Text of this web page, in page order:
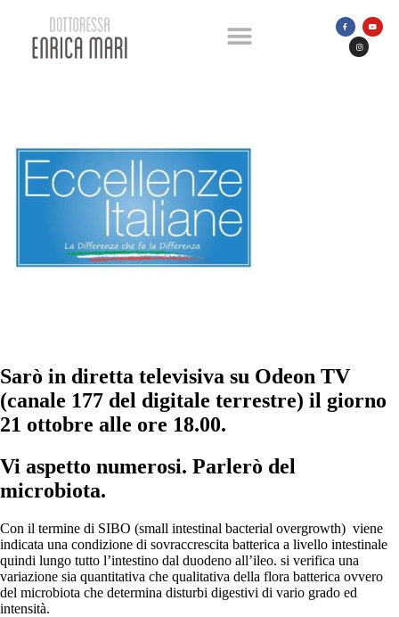
Sarò in diretta televisiva su Odeon TV
(canale 177 del digitale terrestre) il giorno
21 ottobre alle ore 18.00.
Vi aspetto numerosi. Parlerò del
microbiota.
Con il termine di SIBO (small intestinal bacterial overgrowth) viene
indicata una condizione di sovraccrescita batterica a livello intestinale
quindi lungo tutto l’intestino dal duodeno all’ileo. si verifica una
variazione sia quantitativa che qualitativa della flora batterica ovvero
del microbiota che determina disturbi digestivi di vario grado ed
intensità.